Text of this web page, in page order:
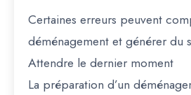
Certaines erreurs peuvent
déménagement et générer du
Attendre le dernier moment
La préparation d’un